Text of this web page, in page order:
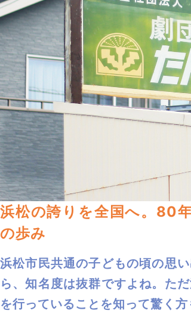
浜松の誇りを全国へ。80
の歩み
浜松市民共通の子どもの頃の思
ら、知名度は抜群ですよね。た
を行っていることを知って驚く